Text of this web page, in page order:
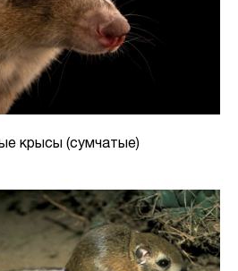
крысы (сумчатые)